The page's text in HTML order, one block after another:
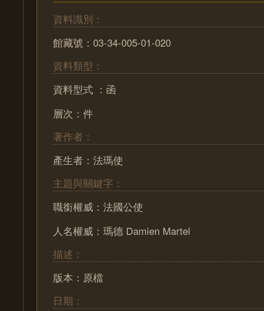
資料識別：
館藏號：03-34-005-01-020
資料類型：
資料型式 ：函
層次：件
著作者：
產生者：法瑪使
主題與關鍵字：
職銜權威：法國公使
人名權威：瑪德 Damien Martel
描述：
版本：原檔
日期：